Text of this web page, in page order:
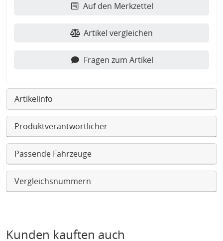
Auf den Merkzettel
Artikel vergleichen
Fragen zum Artikel
Artikelinfo
Produktverantwortlicher
Passende Fahrzeuge
Vergleichsnummern
Kunden kauften auch